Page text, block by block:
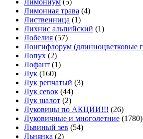
Лимонная трава (4)
Лиственница (1)
Лихнис альпийский (1)
Лобелия (57)
Лонгифлорум (длинноцветковые
Лопух (2)
Лофант (1)
Лук (160)
Лук репчатый (3)
Лук севок (44)
Лук шалот (2)
Луковицы по АКЦИИ!!! (26)
Луковичные и многолетние (1780)
Львиный зев (54)
Льнянка (2)